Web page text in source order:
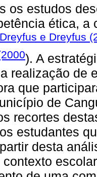
os estudos
ética, a
Dreyfus e Dreyfus
). A
realização de
que
de
recortes
estudantes
desta